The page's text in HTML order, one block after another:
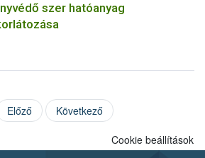
szer hatóanyag
Előző Következő
Cookie beállítások